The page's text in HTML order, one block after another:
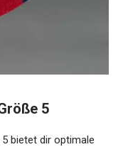
5
5 bietet dir optimale